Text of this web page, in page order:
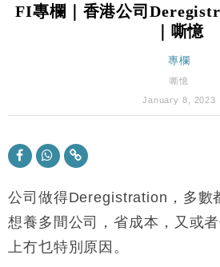
11:12
國際｜特朗普料美伊戰事快
財經｜SA售股自救後再出
財經｜華僑銀行上半年淨利
47仙
17:33
及消費表現
損失近6900萬元
16:05
財經｜日經失守6.5萬點後
FI專欄｜香港公司
｜嘶憶
專欄
嘶憶
January 8, 2023
公司做得Deregistration，多數
想養多間公司，省成本，又或
上冇乜特別原因。